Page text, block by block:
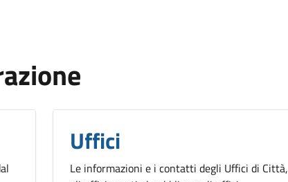
Uffici
Le informazioni e i contatti degli Uffici di Città,